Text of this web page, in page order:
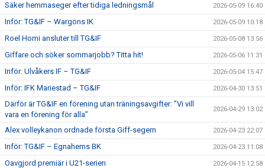
Säker hemmaseger efter tidiga ledningsmål 2026-05-09 16:40
Inför: TG&IF – Wargöns IK 2026-05-09 10:18
Roel Homi ansluter till TG&IF 2026-05-08 13:56
Giffare och söker sommarjobb? Titta hit! 2026-05-06 11:31
Inför: Ulvåkers IF – TG&IF 2026-05-04 15:47
Inför: IFK Mariestad – TG&IF 2026-04-30 13:51
Därför är TG&IF en förening utan träningsavgifter: ”Vi vill
vara en förening för alla”
2026-04-29 13:02
Alex volleykanon ordnade första Giff-segern 2026-04-23 22:07
Inför: TG&IF – Egnahems BK 2026-04-23 11:08
Oavgjord premiär i U21-serien 2026-04-15 12:58